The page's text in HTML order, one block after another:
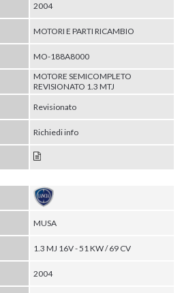
2004
MOTORI E PARTI RICAMBIO
MO-188A8000
MOTORE SEMICOMPLETO
REVISIONATO 1.3 MTJ
Revisionato
Richiedi info
MUSA
1.3 MJ 16V - 51 KW / 69 CV
2004